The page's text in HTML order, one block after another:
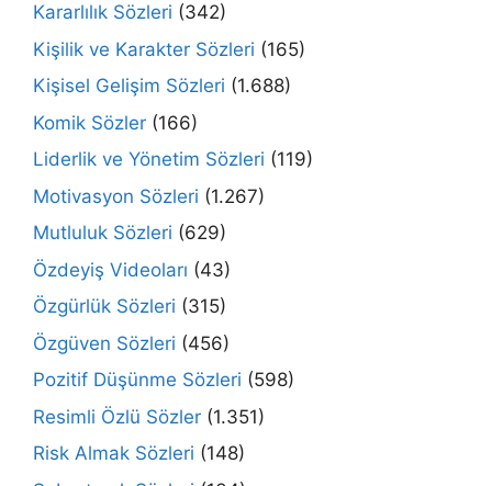
Kararlılık Sözleri (342)
Kişilik ve Karakter Sözleri (165)
Kişisel Gelişim Sözleri (1.688)
Komik Sözler (166)
Liderlik ve Yönetim Sözleri (119)
Motivasyon Sözleri (1.267)
Mutluluk Sözleri (629)
Özdeyiş Videoları (43)
Özgürlük Sözleri (315)
Özgüven Sözleri (456)
Pozitif Düşünme Sözleri (598)
Resimli Özlü Sözler (1.351)
Risk Almak Sözleri (148)